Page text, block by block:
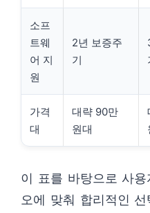
소프
트웨
어 지
원
2년 보증주
기
가격
대
대략 90만
원대
이 표를 바탕으로 사
오에 맞춰 합리적인